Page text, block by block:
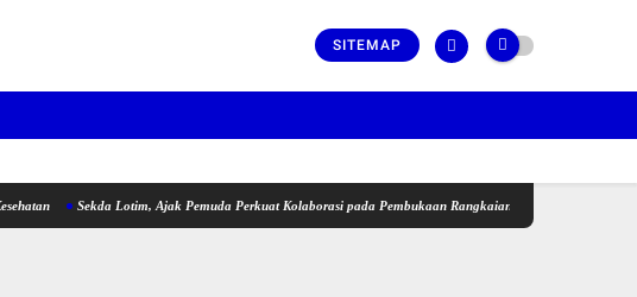
SITEMAP
Sekda Lotim, Ajak Pemuda Perkuat Kolaborasi pada Pembukaan Rangkaian Kegiatan Menyambut HUT